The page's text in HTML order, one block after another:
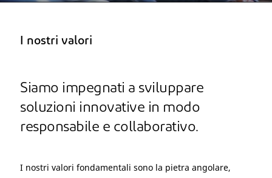
I nostri valori
Siamo impegnati a sviluppare
soluzioni innovative in modo
responsabile e collaborativo.
I nostri valori fondamentali sono la pietra angolare,